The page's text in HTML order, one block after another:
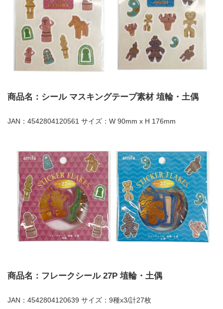
商品名：シール マスキングテープ素材 埴輪・土偶
JAN：4542804120561 サイズ：W 90mm x H 176mm
商品名：フレークシール 27P 埴輪・土偶
JAN：4542804120639 サイズ：9種x3/計27枚